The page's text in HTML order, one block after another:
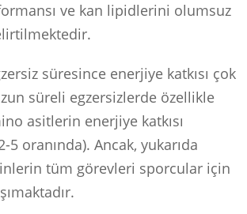
ve kan lipidlerini olumsuz
süresince enerjiye katkısı çok
süreli egzersizlerde özellikle
asitlerin enerjiye katkısı
5 oranında). Ancak, yukarıda
tüm görevleri sporcular için